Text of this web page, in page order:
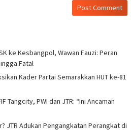
ke Kesbangpol, Wawan Fauzi: Peran
Fatal
Kader Partai Semarakkan HUT ke-81
Tangcity, PWI dan JTR: “Ini Ancaman
JTR Adukan Pengangkatan Perangkat di